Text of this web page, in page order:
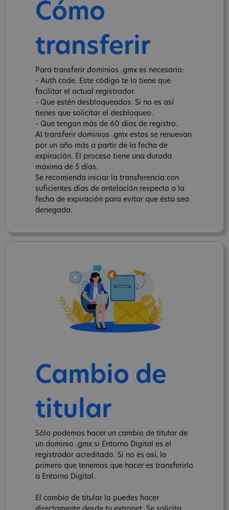
Cómo
transferir
Para transferir dominios .gmx es necesario:
- Auth code. Este código te lo tiene que
facilitar el actual registrador.
- Que estén desbloqueados. Si no es así
tienes que solicitar el desbloqueo.
- Que tengan más de 60 días de registro.
Al transferir dominios .gmx estos se renuevan
por un año más a partir de la fecha de
expiración. El proceso tiene una durada
máxima de 5 días.
Se recomienda iniciar la transferencia con
suficientes días de antelación respecto a la
fecha de expiración para evitar que ésta sea
denegada.
Cambio de
titular
Sólo podemos hacer un cambio de titular de
un dominio .gmx si Entorno Digital es el
registrador acreditado. Si no es así, lo
primero que tenemos que hacer es transferirlo
a Entorno Digital.
El cambio de titular lo puedes hacer